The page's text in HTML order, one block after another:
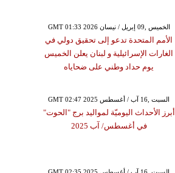
GMT 01:33 2026 الخميس ,09 إبريل / نيسان
الأمم المتحدة تدعو إلى تحقيق دولي في
الغارات الإسرائيلية و لبنان يعلن الخميس
يوم حداد وطني على ضحاياه
GMT 02:47 2025 السبت ,16 آب / أغسطس
أبرز الأحداث اليوميّة لمواليد برج "الحوت"
في أغسطس/ آب 2025